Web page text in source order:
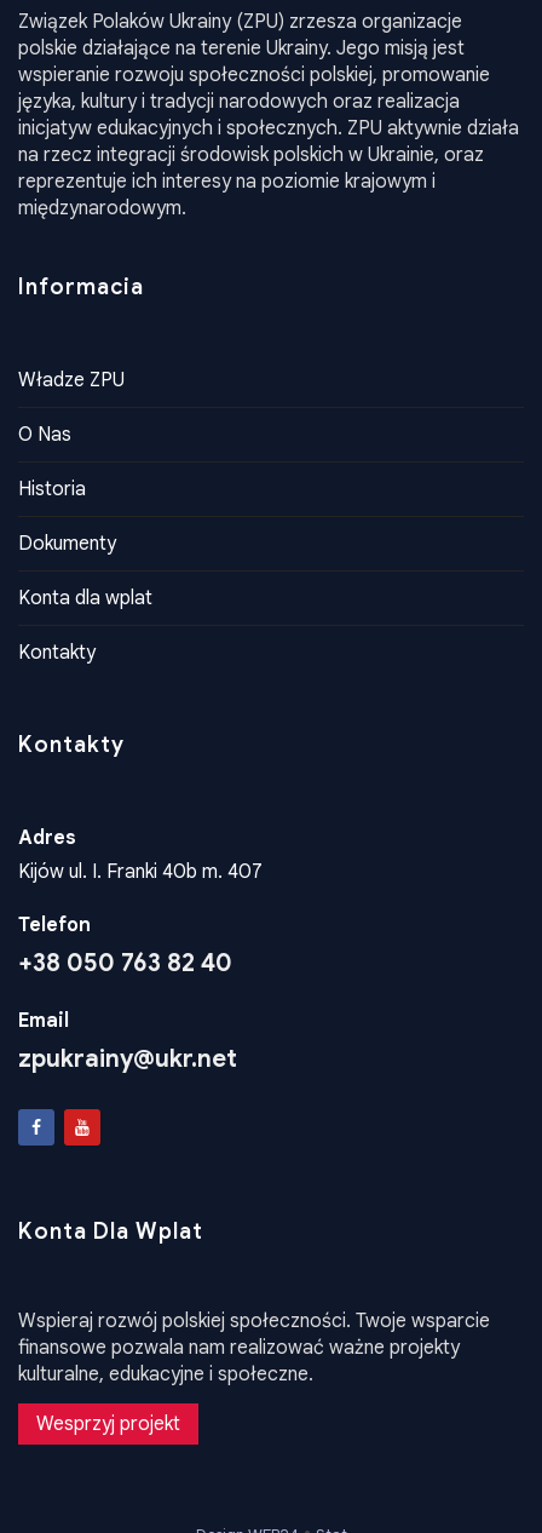
Związek Polaków Ukrainy (ZPU) zrzesza organizacje
polskie działające na terenie Ukrainy. Jego misją jest
wspieranie rozwoju społeczności polskiej, promowanie
języka, kultury i tradycji narodowych oraz realizacja
inicjatyw edukacyjnych i społecznych. ZPU aktywnie działa
na rzecz integracji środowisk polskich w Ukrainie, oraz
reprezentuje ich interesy na poziomie krajowym i
międzynarodowym.
Informacia
Władze ZPU
O Nas
Historia
Dokumenty
Konta dla wplat
Kontakty
Kontakty
Adres
Kijów ul. I. Franki 40b m. 407
Telefon
+38 050 763 82 40
Email
zpukrainy@ukr.net
Konta Dla Wplat
Wspieraj rozwój polskiej społeczności. Twoje wsparcie
finansowe pozwala nam realizować ważne projekty
kulturalne, edukacyjne i społeczne.
Wesprzyj projekt